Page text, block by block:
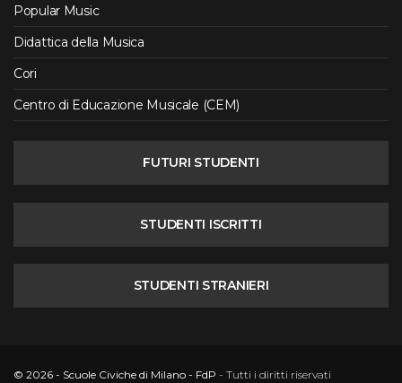
Popular Music
Didattica della Musica
Cori
Centro di Educazione Musicale (CEM)
FUTURI STUDENTI
STUDENTI ISCRITTI
STUDENTI STRANIERI
© 2026 - Scuole Civiche di Milano - FdP - Tutti i diritti riservati